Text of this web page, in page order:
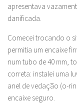
apresentava
danificada.
Comecei trocando o
permitia um encaixe
num tubo de 40 mm,
correta: instalei uma
anel de vedação (o-
encaixe seguro.